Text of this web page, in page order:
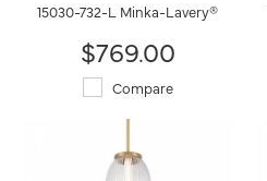
15030-732-L Minka-Lavery®
$769.00
Compare